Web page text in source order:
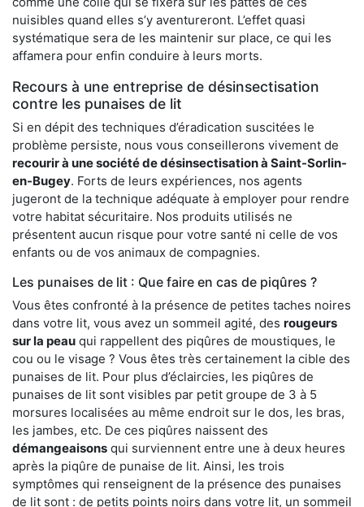
nuisibles quand elles s’y aventureront. L’effet quasi
systématique sera de les maintenir sur place, ce qui les
affamera pour enfin conduire à leurs morts.
Recours à une entreprise de désinsectisation
contre les punaises de lit
Si en dépit des techniques d’éradication suscitées le
problème persiste, nous vous conseillerons vivement de
recourir à une société de désinsectisation à Saint-Sorlin-
en-Bugey. Forts de leurs expériences, nos agents
jugeront de la technique adéquate à employer pour rendre
votre habitat sécuritaire. Nos produits utilisés ne
présentent aucun risque pour votre santé ni celle de vos
enfants ou de vos animaux de compagnies.
Les punaises de lit : Que faire en cas de piqûres ?
Vous êtes confronté à la présence de petites taches noires
dans votre lit, vous avez un sommeil agité, des rougeurs
sur la peau qui rappellent des piqûres de moustiques, le
cou ou le visage ? Vous êtes très certainement la cible des
punaises de lit. Pour plus d’éclaircies, les piqûres de
punaises de lit sont visibles par petit groupe de 3 à 5
morsures localisées au même endroit sur le dos, les bras,
les jambes, etc. De ces piqûres naissent des
démangeaisons qui surviennent entre une à deux heures
après la piqûre de punaise de lit. Ainsi, les trois
symptômes qui renseignent de la présence des punaises
de lit sont : de petits points noirs dans votre lit, un sommeil